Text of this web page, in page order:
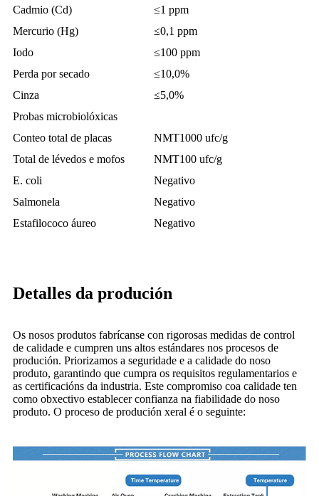
Cadmio (Cd)
≤1 ppm
Mercurio (Hg)
≤0,1 ppm
Iodo
≤100 ppm
Perda por secado
≤10,0%
Cinza
≤5,0%
Probas microbiolóxicas
Conteo total de placas
NMT1000 ufc/g
Total de lévedos e mofos
NMT100 ufc/g
E. coli
Negativo
Salmonela
Negativo
Estafilococo áureo
Negativo
Detalles da produción
Os nosos produtos fabrícanse con rigorosas medidas de control
de calidade e cumpren uns altos estándares nos procesos de
produción. Priorizamos a seguridade e a calidade do noso
produto, garantindo que cumpra os requisitos regulamentarios e
as certificacións da industria. Este compromiso coa calidade ten
como obxectivo establecer confianza na fiabilidade do noso
produto. O proceso de produción xeral é o seguinte: